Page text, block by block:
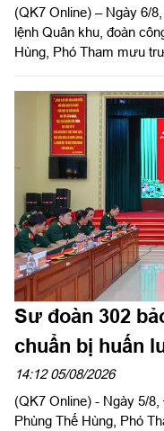
(QK7 Online) – Ngày 6/
lệnh Quân khu, đoàn
Hùng, Phó Tham mưu
năm 2026 tại Sư đoàn
Sư đoàn 302
chuẩn bị huấn
14:12 05/08/2026
(QK7 Online) - Ngày 5/
Phùng Thế Hùng, Phó